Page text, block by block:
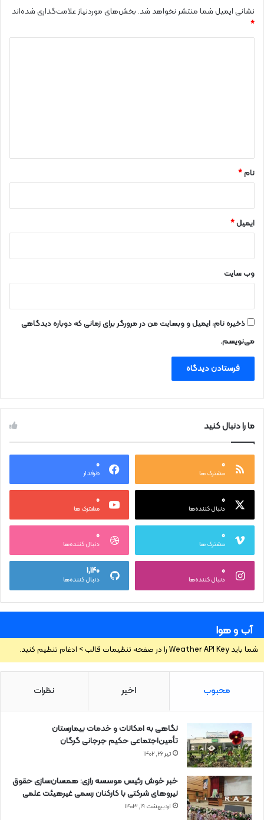
نشانی ایمیل شما منتشر نخواهد شد. بخش‌های موردنیاز علامت‌گذاری شده‌اند
*
نام*
ایمیل*
وب‌ سایت
ذخیره نام، ایمیل و وبسایت من در مرورگر برای زمانی که دوباره دیدگاهی
می‌نویسم.
ما را دنبال کنید
۰
مشترک ها
۰
طرفدار
۰
دنبال کننده‌ها
۰
مشترک ها
۰
مشترک ها
۰
دنبال کننده‌ها
۰
دنبال کننده‌ها
۱,۱۴۰
دنبال کننده‌ها
آب و هوا
شما باید Weather API Key را در صفحه تنظیمات قالب > ادغام تنظیم کنید.
محبوب اخیر نظرات
نگاهی به امکانات و خدمات بیمارستان
تأمین‌اجتماعی حکیم جرجانی گرگان
تیر ۲۶, ۱۴۰۲
خبر خوش رئیس موسسه رازی: همسان‌سازی حقوق
نیروهای شرکتی با کارکنان رسمی غیرهیئت علمی
اردیبهشت ۱۹, ۱۴۰۳